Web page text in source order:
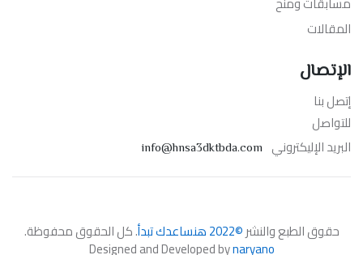
المقالات
الإتصال
إتصل بنا
للتواصل
البريد الإليكتروني info@hnsa3dktbda.com
حقوق الطبع والنشر©2022 هنساعدك تبدأ . كل الحقوق محفوظة.
Designed and Developed bynaryano